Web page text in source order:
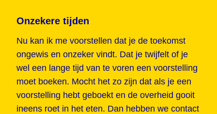
Onzekere tijden
Nu kan ik me voorstellen dat je de toekomst
ongewis en onzeker vindt. Dat je twijfelt of je
wel een lange tijd van te voren een voorstelling
moet boeken. Mocht het zo zijn dat als je een
voorstelling hebt geboekt en de overheid gooit
ineens roet in het eten. Dan hebben we contact